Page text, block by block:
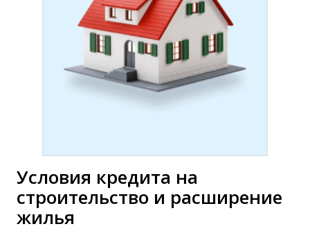
Условия кредита на
строительство и расширение
жилья